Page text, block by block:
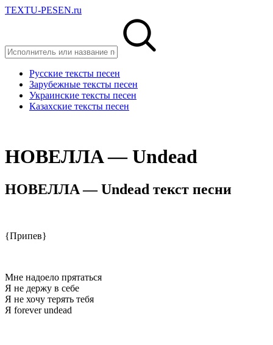
TEXTU-PESEN.ru
Русские тексты песен
Зарубежные тексты песен
Украинские тексты песен
Казахские тексты песен
HOВEЛЛA — Undеаd
HOВEЛЛA — Undеаd текст песни
{Припев}
Мне надоело прятаться
Я не держу в себе
Я не хочу терять тебя
Я forever undead